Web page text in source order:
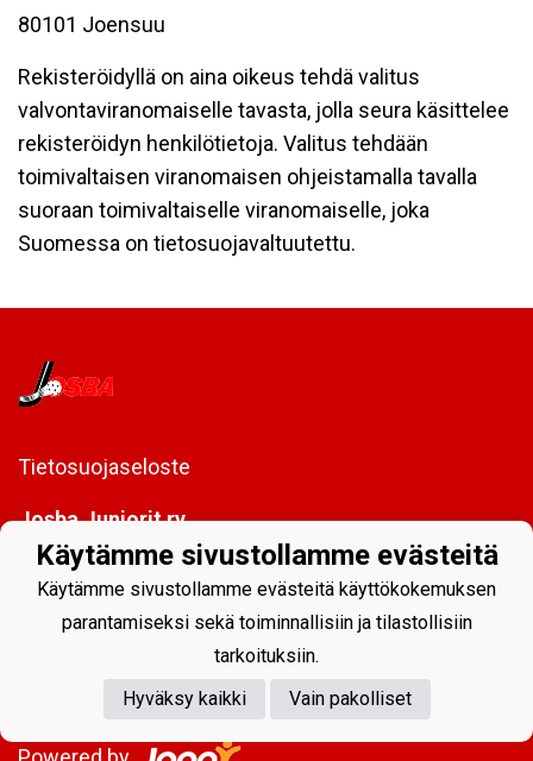
80101 Joensuu
Rekisteröidyllä on aina oikeus tehdä valitus
valvontaviranomaiselle tavasta, jolla seura käsittelee
rekisteröidyn henkilötietoja. Valitus tehdään
toimivaltaisen viranomaisen ohjeistamalla tavalla
suoraan toimivaltaiselle viranomaiselle, joka
Suomessa on tietosuojavaltuutettu.
Tietosuojaseloste
Josba Juniorit ry
PL 128
80101 Joensuu
toimisto@josbajuniorit.fi
Käytämme sivustollamme evästeitä
Käytämme sivustollamme evästeitä käyttökokemuksen
parantamiseksi sekä toiminnallisiin ja tilastollisiin
tarkoituksiin.
Hyväksy kaikki
Vain pakolliset